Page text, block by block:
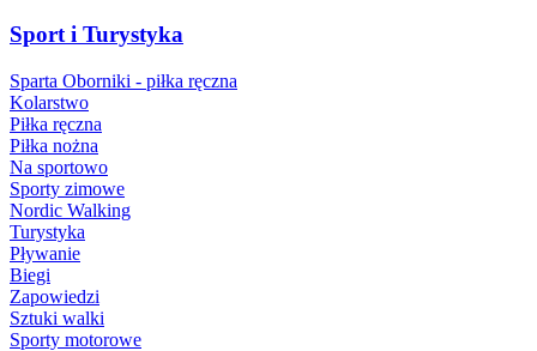
Sport i Turystyka
Sparta Oborniki - piłka ręczna
Kolarstwo
Piłka ręczna
Piłka nożna
Na sportowo
Sporty zimowe
Nordic Walking
Turystyka
Pływanie
Biegi
Zapowiedzi
Sztuki walki
Sporty motorowe